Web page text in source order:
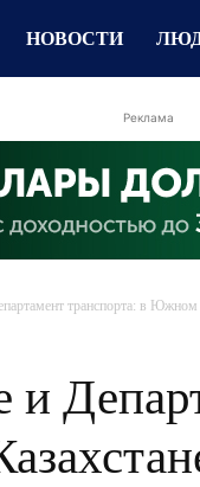
НОВОСТИ
Реклама
транспорта: в Южном
и